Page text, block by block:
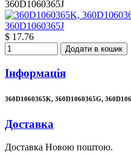
$ 17.76
Додати в кошик
Інформація
360D1060365K, 360D1060365G,
Доставка
Доставка Новою поштою.